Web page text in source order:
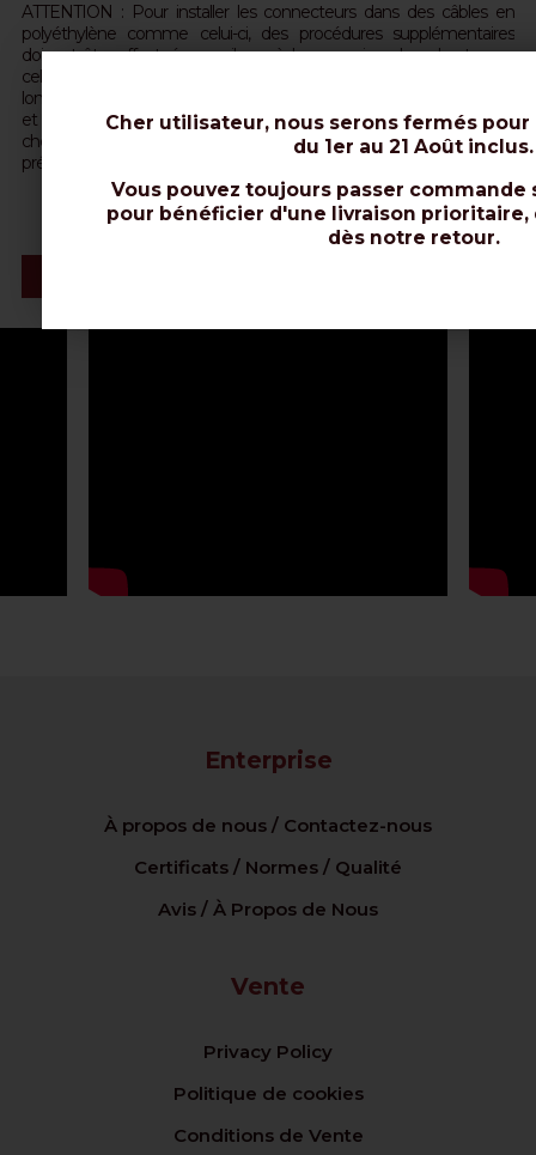
ATTENTION : Pour installer les connecteurs dans des câbles en
polyéthylène comme celui-ci, des procédures supplémentaires
doivent être effectuées, car il possède une gaine plus robuste que
celle en PVC. Cette dernière nécessite en effet deux coupes
longitudinales pour insérer facilement le composant entre la tresse
et la gaine sans la casser (ou chauffer la gaine avec un sèche-
cheveux). Contactez-nous par e-mail (web@messi.it) pour plus de
précisions.
Enterprise
À propos de nous / Contactez-nous
Certificats / Normes / Qualité
Avis / À Propos de Nous
Vente
Privacy Policy
Politique de cookies
Conditions de Vente
Cher utilisateur, nous serons fermés
du 1er au 21 Août inclus.
Vous pouvez toujours passer
pour bénéficier d'une livraison
dès notre retour.